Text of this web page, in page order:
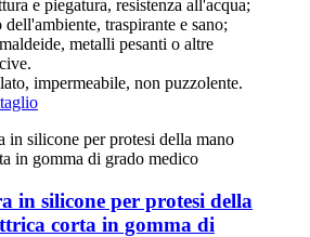
e piegatura, resistenza all'acqua;
dell'ambiente, traspirante e sano;
metalli pesanti o altre
impermeabile, non puzzolente.
in silicone per protesi della
corta in gomma di